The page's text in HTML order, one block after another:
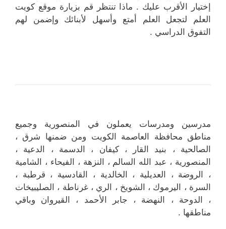
إختيار الأقرب عليك . ماذا تنتظر قم بزيارة موقع كويت
العلم لتجعل العلم أمتع وأسهل لأبنائك وإضمن لهم
التفوق الدراسي .
مدرسين ومدرسات يعملون في المنصورية وجميع
مناطق محافظة العاصمة الكويت ومن ضمنها شرق ،
الصالحية ، بنيد القار ، كيفان ، الدسمة ، الدعية ،
المنصورية ، عبد الله السالم ، النزهة ، الفيحاء ، الشامية
، الروضة ، العديلية ، الخالدية ، القادسية ، قرطبة ،
السرة ، اليرموك ، الشويخ ، الري ، غرناطة ، الصليبيخات
، الدوحة ، النهضة ، جابر الأحمد ، القيروان وباقي
مناطقها .